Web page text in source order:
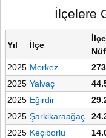
İlçelere
Yıl İlçe
İlçe
2025 Merkez
2025 Yalvaç
2025 Eğirdir
2025 Şarkikaraağaç
2025 Keçiborlu